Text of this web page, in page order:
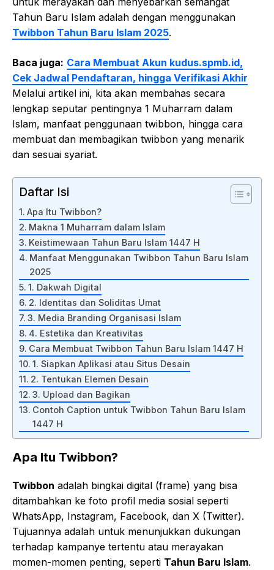
Tahun Baru Islam adalah dengan menggunakan
Twibbon Tahun Baru Islam 2025.
Baca juga: Cara Membuat Akun kudus.spmb.id,
Cek Jadwal Pendaftaran, hingga Verifikasi Akhir
Melalui artikel ini, kita akan membahas secara
lengkap seputar pentingnya 1 Muharram dalam
Islam, manfaat penggunaan twibbon, hingga cara
membuat dan membagikan twibbon yang menarik
dan sesuai syariat.
Daftar Isi
Apa Itu Twibbon?
Makna 1 Muharram dalam Islam
Keistimewaan Tahun Baru Islam 1447 H
Manfaat Menggunakan Twibbon Tahun Baru Islam
2025
1. Dakwah Digital
2. Identitas dan Soliditas Umat
3. Media Branding Organisasi Islam
4. Estetika dan Kreativitas
Cara Membuat Twibbon Tahun Baru Islam 1447 H
1. Siapkan Aplikasi atau Situs Desain
2. Tentukan Elemen Desain
3. Upload dan Bagikan
Contoh Caption untuk Twibbon Tahun Baru Islam
1447 H
Apa Itu Twibbon?
Twibbon adalah bingkai digital (frame) yang bisa
ditambahkan ke foto profil media sosial seperti
WhatsApp, Instagram, Facebook, dan X (Twitter).
Tujuannya adalah untuk menunjukkan dukungan
terhadap kampanye tertentu atau merayakan
momen-momen penting, seperti Tahun Baru Islam.